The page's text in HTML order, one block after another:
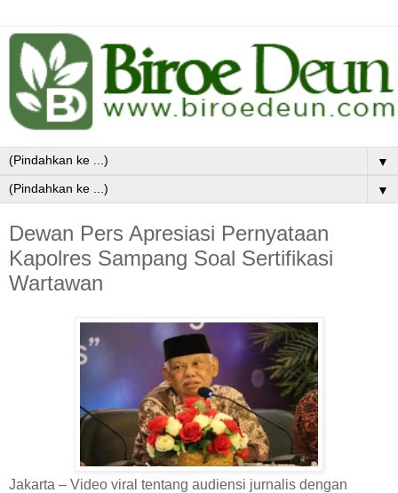
▼
▼
Dewan Pers Apresiasi Pernyataan
Kapolres Sampang Soal Sertifikasi
Wartawan
Jakarta – Video viral tentang audiensi jurnalis dengan